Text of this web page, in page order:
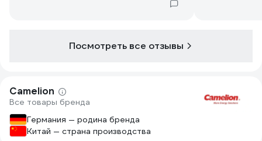
Посмотреть все отзывы
Camelion
Все товары бренда
Германия — родина бренда
Китай — страна производства